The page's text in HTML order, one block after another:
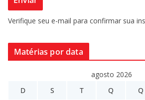
Verifique seu e-mail para confirmar sua
Matérias por data
agosto 2026
D
S T Q Q